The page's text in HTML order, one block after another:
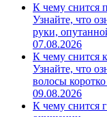
К чему снится
Узнайте, что
руки,
07.08.2026
К чему снится
Узнайте, что
волосы
09.08.2026
К чему снится